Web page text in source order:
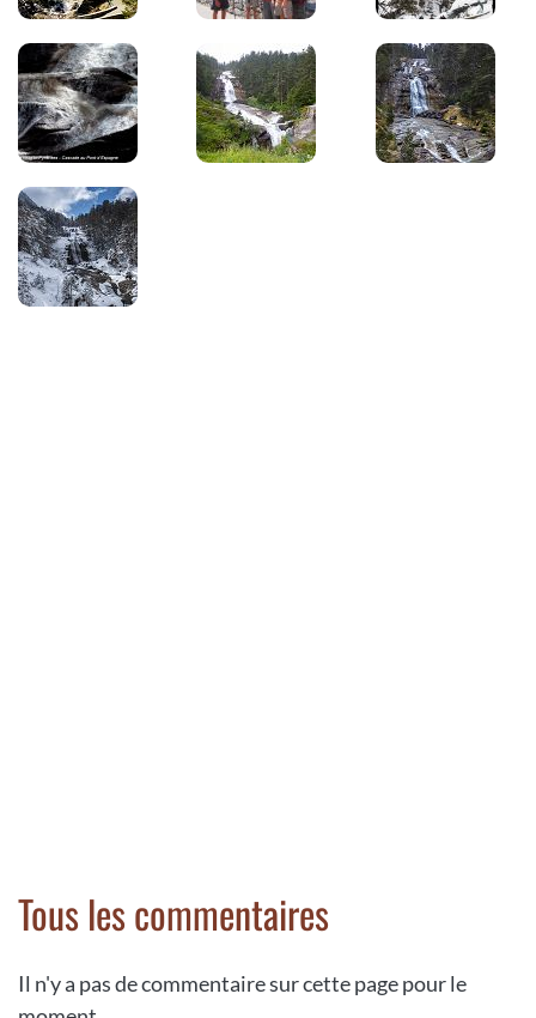
Tous les commentaires
Il n'y a pas de commentaire sur cette page pour le